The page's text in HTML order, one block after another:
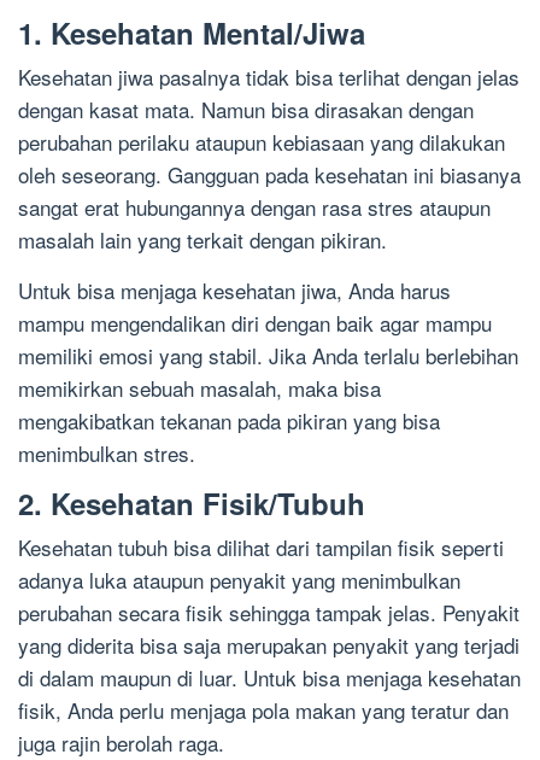
1. Kesehatan Mental/Jiwa
Kesehatan jiwa pasalnya tidak bisa terlihat dengan jelas
dengan kasat mata. Namun bisa dirasakan dengan
perubahan perilaku ataupun kebiasaan yang dilakukan
oleh seseorang. Gangguan pada kesehatan ini biasanya
sangat erat hubungannya dengan rasa stres ataupun
masalah lain yang terkait dengan pikiran.
Untuk bisa menjaga kesehatan jiwa, Anda harus
mampu mengendalikan diri dengan baik agar mampu
memiliki emosi yang stabil. Jika Anda terlalu berlebihan
memikirkan sebuah masalah, maka bisa
mengakibatkan tekanan pada pikiran yang bisa
menimbulkan stres.
2. Kesehatan Fisik/Tubuh
Kesehatan tubuh bisa dilihat dari tampilan fisik seperti
adanya luka ataupun penyakit yang menimbulkan
perubahan secara fisik sehingga tampak jelas. Penyakit
yang diderita bisa saja merupakan penyakit yang terjadi
di dalam maupun di luar. Untuk bisa menjaga kesehatan
fisik, Anda perlu menjaga pola makan yang teratur dan
juga rajin berolah raga.